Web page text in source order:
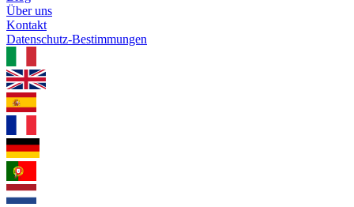
Über uns
Kontakt
Datenschutz-Bestimmungen